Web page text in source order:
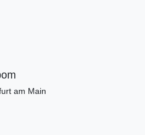
am Main